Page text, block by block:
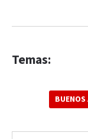
Temas:
BUENOS